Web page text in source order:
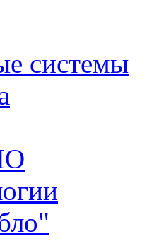
системы